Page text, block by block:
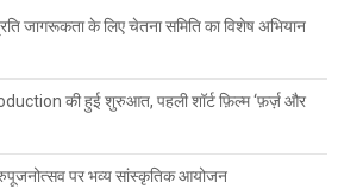
जागरूकता के लिए चेतना समिति का विशेष अभियान
की हुई शुरुआत, पहली शॉर्ट फ़िल्म ‘फ़र्ज़ और
पर भव्य सांस्कृतिक आयोजन